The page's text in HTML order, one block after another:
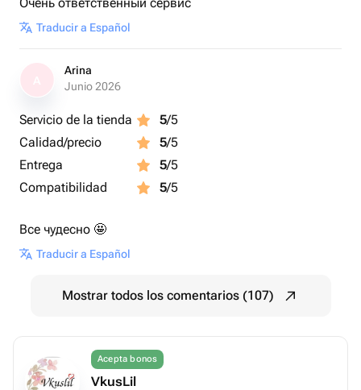
Traducir a Español
Arina
Junio 2026
Servicio de la tienda 5/5
Calidad/precio
5/5
Entrega
5/5
Compatibilidad
5/5
Все чудесно 🤩
Traducir a Español
Mostrar todos los comentarios (107)
Acepta bonos
VkusLil